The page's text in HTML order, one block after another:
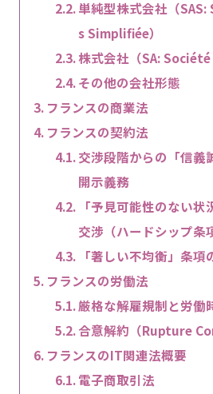
単純型株式会社（
s Simplifiée）
株式会社（SA: Société
その他の会社形態
フランスの商業法
フランスの契約法
交渉段階からの「信義
開示義務
「予見可能性のない
交渉（ハードシップ条
「著しい不均衡」条項
フランスの労働法
厳格な解雇規制と労働
合意解約（Rupture
フランスのIT関連法概要
電子商取引法